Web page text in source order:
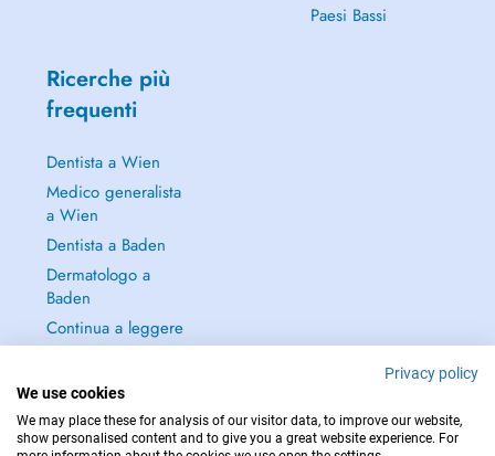
Paesi Bassi
Ricerche più
frequenti
Dentista a Wien
Medico generalista
a Wien
Dentista a Baden
Dermatologo a
Baden
Continua a leggere
→
Privacy policy
We use cookies
We may place these for analysis of our visitor data, to improve our website,
show personalised content and to give you a great website experience. For